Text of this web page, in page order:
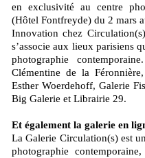
en exclusivité au centre
(Hôtel Fontfreyde) du 2 mars
Innovation chez
s’associe aux lieux parisiens
photographie
Clémentine de la
Esther Woerdehoff, Galerie
Big Galerie et Librairie 29.
Et également la galerie en
La Galerie Circulation(s) est
photographie